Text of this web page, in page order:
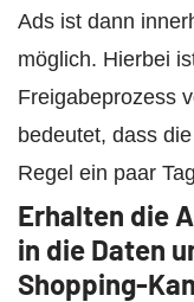
Ads ist dann
möglich. Hierbei
Freigabeprozess
bedeutet, dass
Regel ein paar
Erhalten die
in die Daten
Shopping-